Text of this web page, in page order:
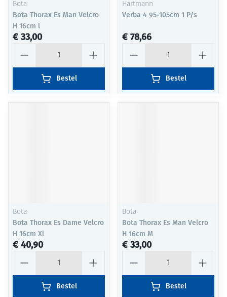
Bota
Bota Thorax Es Man Velcro
H 16cm l
€ 33,00
Bestel
Hartmann
Verba 4 95-105cm 1 P/s
€ 78,66
Bestel
Bota
Bota Thorax Es Dame Velcro
H 16cm Xl
€ 40,90
Bestel
Bota
Bota Thorax Es Man Velcro
H 16cm M
€ 33,00
Bestel